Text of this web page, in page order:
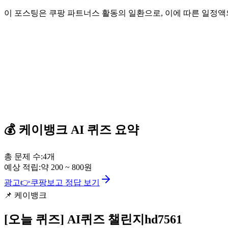
이 포스팅은 쿠팡 파트너스 활동의 일환으로, 이에 따른 일정
💰 케이뱅크 AI 퀴즈 요약
총 문제 수:4개
예상 적립:약 200 ~ 800원
광고👉쿠팡보고 정답 보기
📌 케이뱅크
[오늘 퀴즈] AI퀴즈 챌린지hd7561